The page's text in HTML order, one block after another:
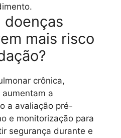
doenças
mais risco
crônica,
a
a avaliação pré-
e monitorização para
segurança durante e